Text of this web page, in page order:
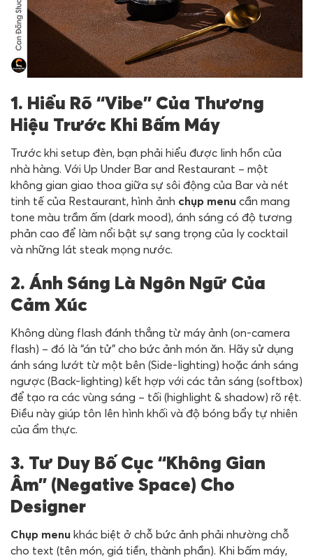
1. Hiểu Rõ “Vibe” Của Thương
Hiệu Trước Khi Bấm Máy
Trước khi setup đèn, bạn phải hiểu được linh hồn của
nhà hàng. Với Up Under Bar and Restaurant – một
không gian giao thoa giữa sự sôi động của Bar và nét
tinh tế của Restaurant, hình ảnh chụp menu cần mang
tone màu trầm ấm (dark mood), ánh sáng có độ tương
phản cao để làm nổi bật sự sang trọng của ly cocktail
và những lát steak mọng nước.
2. Ánh Sáng Là Ngôn Ngữ Của
Cảm Xúc
Không dùng flash đánh thẳng từ máy ảnh (on-camera
flash) – đó là “án tử” cho bức ảnh món ăn. Hãy sử dụng
ánh sáng lướt từ một bên (Side-lighting) hoặc ánh sáng
ngược (Back-lighting) kết hợp với các tản sáng (softbox)
để tạo ra các vùng sáng – tối (highlight & shadow) rõ rệt.
Điều này giúp tôn lên hình khối và độ bóng bẩy tự nhiên
của ẩm thực.
3. Tư Duy Bố Cục “Không Gian
Âm” (Negative Space) Cho
Designer
Chụp menu khác biệt ở chỗ bức ảnh phải nhường chỗ
cho text (tên món, giá tiền, thành phần). Khi bấm máy,